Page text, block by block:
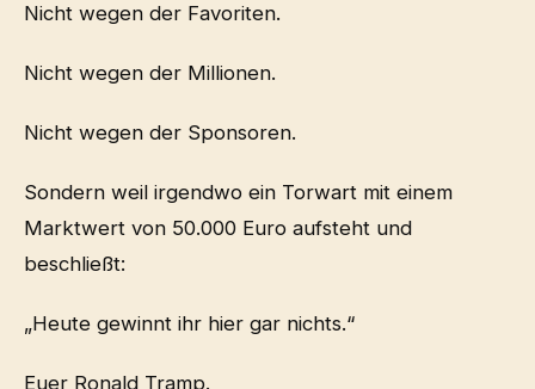
Nicht wegen der Favoriten.
Nicht wegen der Millionen.
Nicht wegen der Sponsoren.
Sondern weil irgendwo ein Torwart mit einem
Marktwert von 50.000 Euro aufsteht und
beschließt:
„Heute gewinnt ihr hier gar nichts.“
Euer Ronald Tramp.